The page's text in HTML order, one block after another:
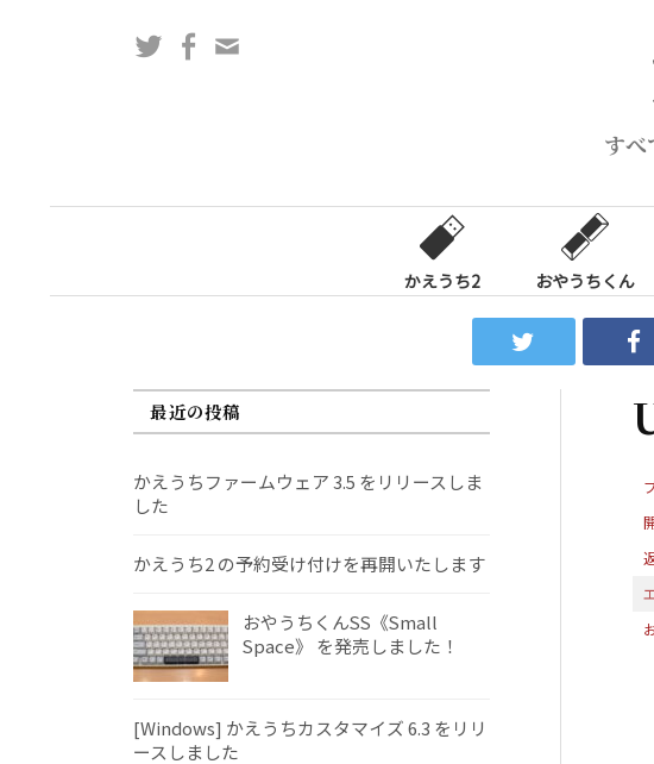
ス
すべ
TwitterFacebook
かえうち2 おやうちくん
最近の投稿
かえうちファームウェア 3.5 をリリースしま
した
かえうち2 の予約受け付けを再開いたします
おやうちくんSS《Small
Space》 を発売しました！
[Windows] かえうちカスタマイズ 6.3 をリリ
ースしました